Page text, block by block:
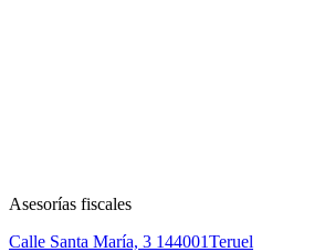
Asesorías fiscales
Calle Santa María, 3 144001Teruel